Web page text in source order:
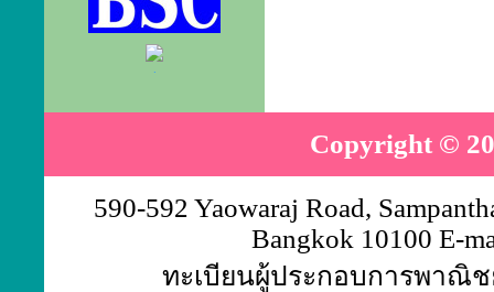
Copyright ©
590-592 Yaowaraj Road,
Bangkok 10100 E-
ทะเบียนผู้ประกอบการพาณิช